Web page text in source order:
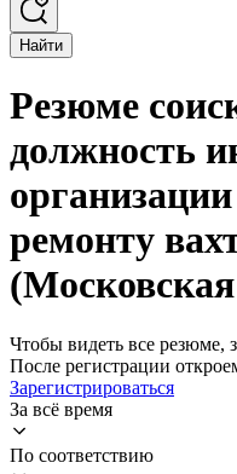
Найти
Резюме
должность
ремонту
Чтобы видеть все резюме,
После регистрации
Зарегистрироваться
За всё время
По соответствию